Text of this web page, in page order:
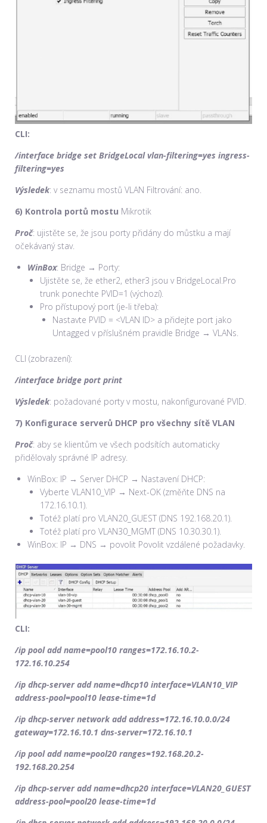
CLI:
/interface bridge set BridgeLocal vlan-filtering=yes ingress-
filtering=yes
Výsledek: v seznamu mostů VLAN Filtrování: ano.
6) Kontrola portů mostu Mikrotik
Proč: ujistěte se, že jsou porty přidány do můstku a mají
očekávaný stav.
WinBox: Bridge → Porty:
Ujistěte se, že ether2, ether3 jsou v BridgeLocal.Pro
trunk ponechte PVID=1 (výchozí).
Pro přístupový port (je-li třeba):
Nastavte PVID = <VLAN ID> a přidejte port jako
Untagged v příslušném pravidle Bridge → VLANs.
CLI (zobrazení):
/interface bridge port print
Výsledek: požadované porty v mostu, nakonfigurované PVID.
7) Konfigurace serverů DHCP pro všechny sítě VLAN
Proč: aby se klientům ve všech podsítích automaticky
přidělovaly správné IP adresy.
WinBox: IP → Server DHCP → Nastavení DHCP:
Vyberte VLAN10_VIP → Next-OK (změňte DNS na
172.16.10.1).
Totéž platí pro VLAN20_GUEST (DNS 192.168.20.1).
Totéž platí pro VLAN30_MGMT (DNS 10.30.30.1).
WinBox: IP → DNS → povolit Povolit vzdálené požadavky.
CLI:
/ip pool add name=pool10 ranges=172.16.10.2-
172.16.10.254
/ip dhcp-server add name=dhcp10 interface=VLAN10_VIP
address-pool=pool10 lease-time=1d
/ip dhcp-server network add address=172.16.10.0.0/24
gateway=172.16.10.1 dns-server=172.16.10.1
/ip pool add name=pool20 ranges=192.168.20.2-
192.168.20.254
/ip dhcp-server add name=dhcp20 interface=VLAN20_GUEST
address-pool=pool20 lease-time=1d